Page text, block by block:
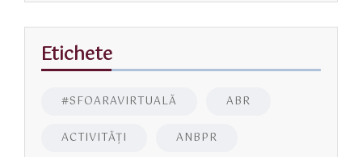
Etichete
#SFOARAVIRTUALĂ ABR
ACTIVITĂŢI ANBPR